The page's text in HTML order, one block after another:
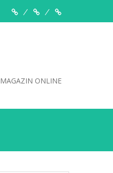
DespreServiciiContact
MAGAZIN ONLINE